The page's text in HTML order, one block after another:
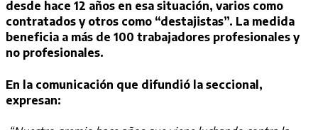
desde hace 12 años en esa situación, varios como
contratados y otros como “destajistas”. La medida
beneficia a más de 100 trabajadores profesionales y
no profesionales.
En la comunicación que difundió la seccional,
expresan: